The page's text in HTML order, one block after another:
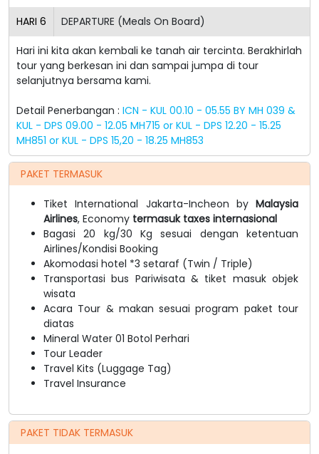
HARI 6 DEPARTURE (Meals On Board)
Hari ini kita akan kembali ke tanah air tercinta. Berakhirlah
tour yang berkesan ini dan sampai jumpa di tour
selanjutnya bersama kami.
Detail Penerbangan : ICN - KUL 00.10 - 05.55 BY MH 039 &
KUL - DPS 09.00 - 12.05 MH715 or KUL - DPS 12.20 - 15.25
MH851 or KUL - DPS 15,20 - 18.25 MH853
PAKET TERMASUK
Tiket International Jakarta-Incheon by Malaysia
Airlines, Economy termasuk taxes internasional
Bagasi 20 kg/30 Kg sesuai dengan ketentuan
Airlines/Kondisi Booking
Akomodasi hotel *3 setaraf (Twin / Triple)
Transportasi bus Pariwisata & tiket masuk objek
wisata
Acara Tour & makan sesuai program paket tour
diatas
Mineral Water 01 Botol Perhari
Tour Leader
Travel Kits (Luggage Tag)
Travel Insurance
PAKET TIDAK TERMASUK